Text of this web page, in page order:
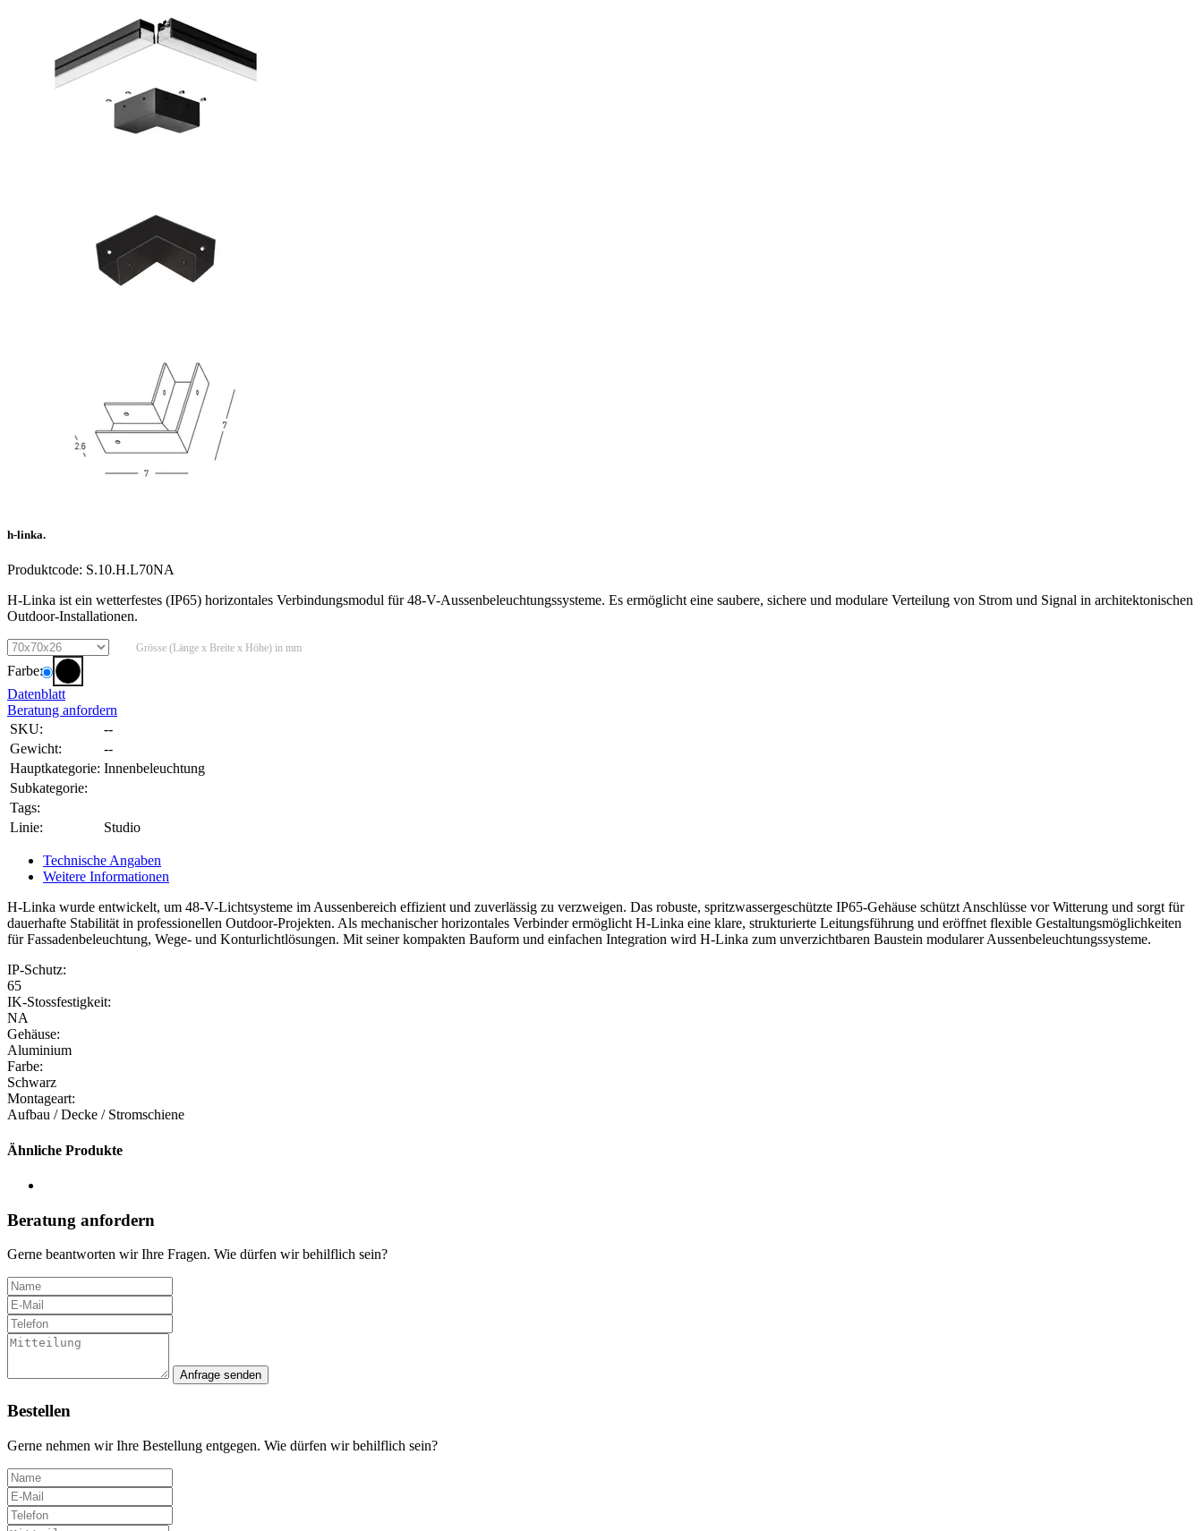
h-linka.
Produktcode: S.10.H.L70NA
H-Linka ist ein wetterfestes (IP65) horizontales Verbindungsmodul für 48-V-Aussenbeleuchtungssysteme. Es ermöglicht eine saubere, sichere und modulare Verteilung von Strom und Signal in architektonischen
Outdoor-Installationen.
Grösse (Länge x Breite x Höhe) in mm
Farbe:
Datenblatt
Beratung anfordern
SKU:
--
Gewicht:
--
Hauptkategorie: Innenbeleuchtung
Subkategorie:
Tags:
Linie:
Studio
Technische Angaben
Weitere Informationen
H-Linka wurde entwickelt, um 48-V-Lichtsysteme im Aussenbereich effizient und zuverlässig zu verzweigen. Das robuste, spritzwassergeschützte IP65-Gehäuse schützt Anschlüsse vor Witterung und sorgt für
dauerhafte Stabilität in professionellen Outdoor-Projekten. Als mechanischer horizontales Verbinder ermöglicht H-Linka eine klare, strukturierte Leitungsführung und eröffnet flexible Gestaltungsmöglichkeiten
für Fassadenbeleuchtung, Wege- und Konturlichtlösungen. Mit seiner kompakten Bauform und einfachen Integration wird H-Linka zum unverzichtbaren Baustein modularer Aussenbeleuchtungssysteme.
IP-Schutz:
65
IK-Stossfestigkeit:
NA
Gehäuse:
Aluminium
Farbe:
Schwarz
Montageart:
Aufbau / Decke / Stromschiene
Ähnliche Produkte
Beratung anfordern
Gerne beantworten wir Ihre Fragen. Wie dürfen wir behilflich sein?
Anfrage senden
Bestellen
Gerne nehmen wir Ihre Bestellung entgegen. Wie dürfen wir behilflich sein?